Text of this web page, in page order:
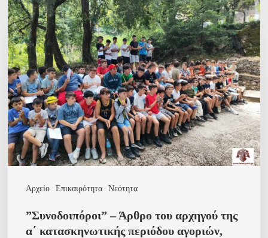
Αρχείο Επικαιρότητα Νεότητα
”Συνοδοιπόροι”
–
Άρθρο
του
αρχηγού
της
α΄
κατασκηνωτικής
περιόδου
Ευάγγελου
Θεοδώρου
”Συνοδοιπόροι” – Άρθρο του αρχηγού της
α΄ κατασκηνωτικής περιόδου αγοριών,